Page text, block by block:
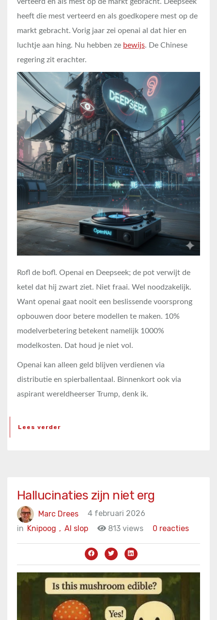
heeft die mest verteerd en als goedkopere mest op de
markt gebracht. Vorig jaar zei openai al dat hier en
luchtje aan hing. Nu hebben ze bewijs. De Chinese
regering zit erachter.
Rofl de bofl. Openai en Deepseek; de pot verwijt de
ketel dat hij zwart ziet. Niet fraai. Wel noodzakelijk.
Want openai gaat nooit een beslissende voorsprong
opbouwen door betere modellen te maken. 10%
modelverbetering betekent namelijk 1000%
modelkosten. Dat houd je niet vol.
Openai kan alleen geld blijven verdienen via
distributie en spierballentaal. Binnenkort ook via
aspirant wereldheerser Trump, denk ik.
Lees verder
Hallucinaties zijn niet erg
Marc Drees
4 februari 2026
in
AI slop
Knipoog , 813 views 0 reacties